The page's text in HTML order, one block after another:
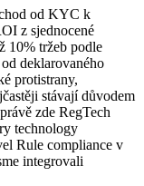
od KYC k
z sjednocené
10% tržeb podle
deklarovaného
protistrany,
stávají důvodem
zde RegTech
technology
Rule compliance v
integrovali